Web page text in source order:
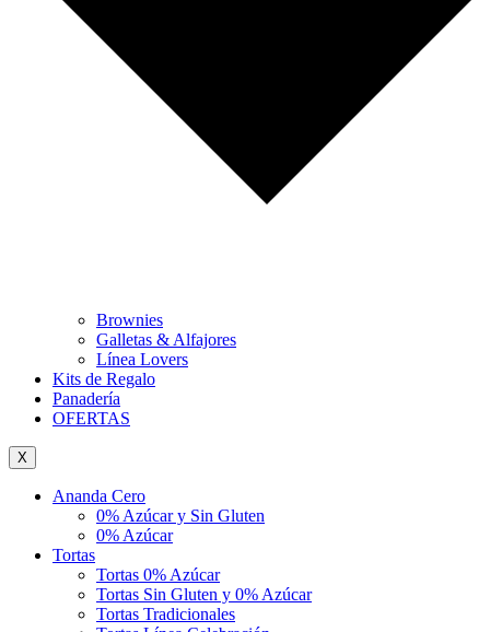
Brownies
Galletas & Alfajores
Línea Lovers
Kits de Regalo
Panadería
OFERTAS
X
Ananda Cero
0% Azúcar y Sin Gluten
0% Azúcar
Tortas
Tortas 0% Azúcar
Tortas Sin Gluten y 0% Azúcar
Tortas Tradicionales